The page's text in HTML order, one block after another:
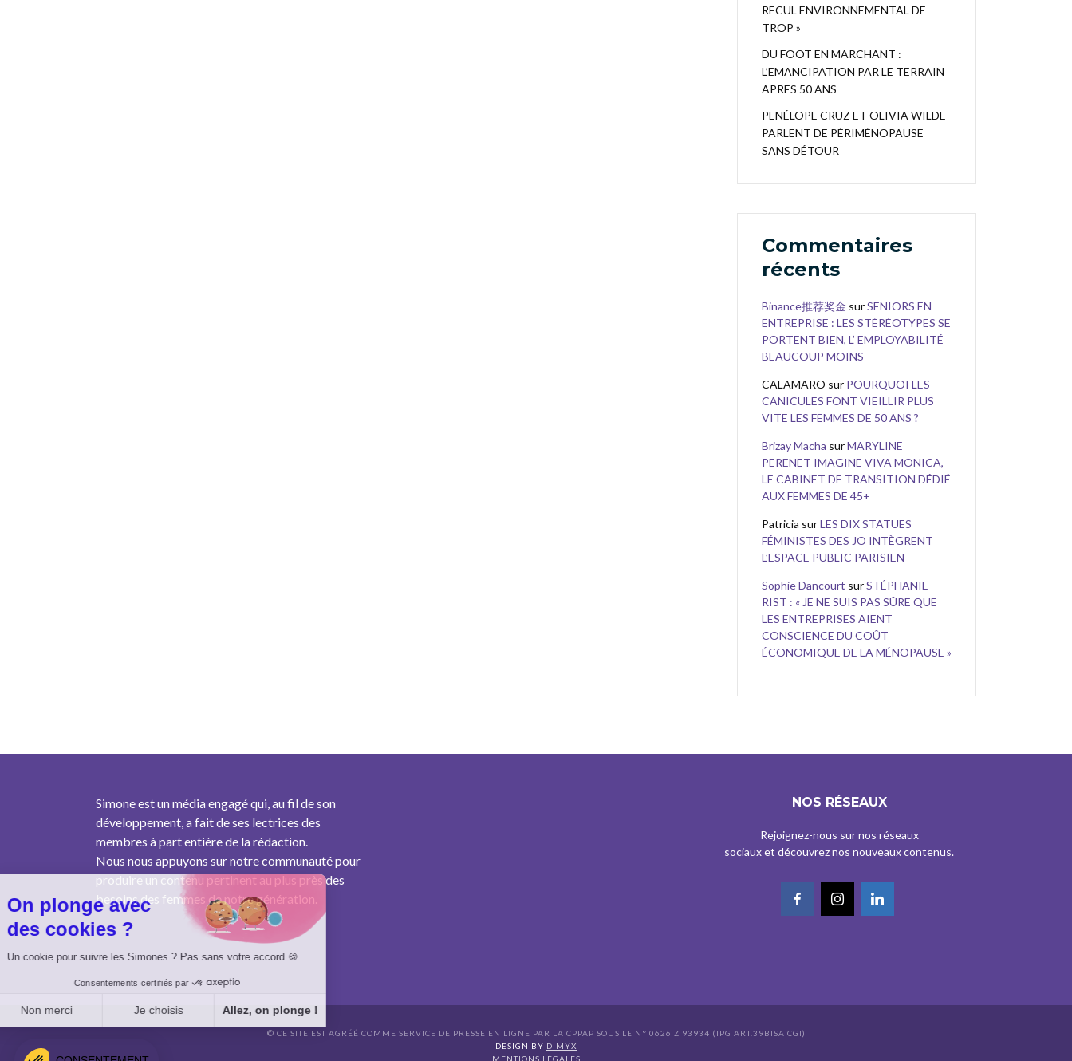
RECUL ENVIRONNEMENTAL DE
TROP »
DU FOOT EN MARCHANT :
L’EMANCIPATION PAR LE TERRAIN
APRES 50 ANS
PENÉLOPE CRUZ ET OLIVIA WILDE
PARLENT DE PÉRIMÉNOPAUSE
SANS DÉTOUR
Commentaires
récents
Binance推荐奖金 surSENIORS EN
ENTREPRISE : LES STÉRÉOTYPES SE
PORTENT BIEN, L’ EMPLOYABILITÉ
BEAUCOUP MOINS
CALAMARO sur POURQUOI LES
CANICULES FONT VIEILLIR PLUS
VITE LES FEMMES DE 50 ANS ?
Brizay Macha surMARYLINE
PERENET IMAGINE VIVA MONICA,
LE CABINET DE TRANSITION DÉDIÉ
AUX FEMMES DE 45+
Patricia surLES DIX STATUES
FÉMINISTES DES JO INTÈGRENT
L’ESPACE PUBLIC PARISIEN
Sophie Dancourt surSTÉPHANIE
RIST : « JE NE SUIS PAS SÛRE QUE
LES ENTREPRISES AIENT
CONSCIENCE DU COÛT
ÉCONOMIQUE DE LA MÉNOPAUSE »
Simone est un média engagé qui, au fil de son
développement, a fait de ses lectrices des
membres à part entière de la rédaction.
Nous nous appuyons sur notre communauté pour
produire un contenu pertinent au plus près des
besoins des femmes de notre génération.
NOS RÉSEAUX
Rejoignez-nous sur nos réseaux
sociaux et découvrez nos nouveaux contenus.
© CE SITE EST AGRÉÉ COMME SERVICE DE PRESSE EN LIGNE PAR LA CPPAP SOUS LE N° 0626 Z 93934 (IPG ART.39BISA CGI)
DESIGN BY DIMYX
MENTIONS LÉGALES
On plonge avec
des cookies ?
Un cookie pour suivre les Simones ? Pas sans votre accord 🍪
Consentements certifiés par
Non merci Je choisis Allez, on plonge !
Plateforme de Gestion du Consentement : Personnalisez vos Options